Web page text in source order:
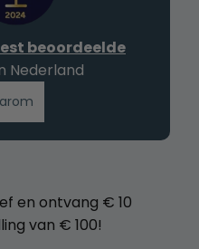
en ontvang € 10
van € 100!
beoordeelde
Nederland